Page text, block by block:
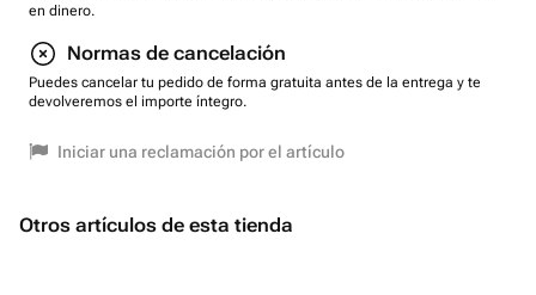
en dinero.
Normas de cancelación
Puedes cancelar tu pedido de forma gratuita antes de la entrega y te
devolveremos el importe íntegro.
Iniciar una reclamación por el artículo
Otros artículos de esta tienda